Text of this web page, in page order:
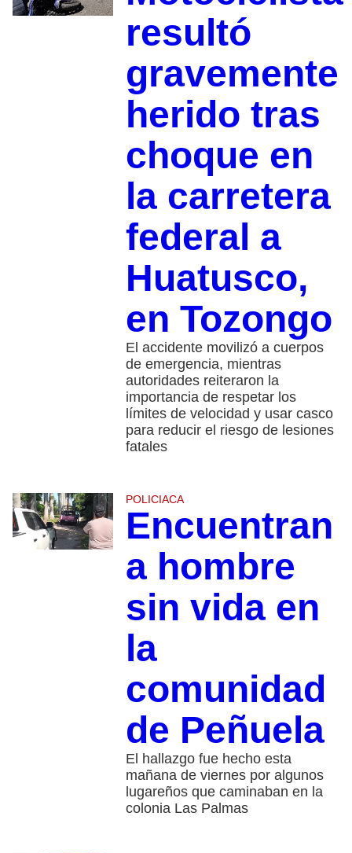
resultó
gravemente
herido tras
choque en
la carretera
federal a
Huatusco,
en Tozongo
El accidente movilizó a cuerpos
de emergencia, mientras
autoridades reiteraron la
importancia de respetar los
límites de velocidad y usar casco
para reducir el riesgo de lesiones
fatales
POLICIACA
Encuentran
a hombre
sin vida en
la
comunidad
de Peñuela
El hallazgo fue hecho esta
mañana de viernes por algunos
lugareños que caminaban en la
colonia Las Palmas